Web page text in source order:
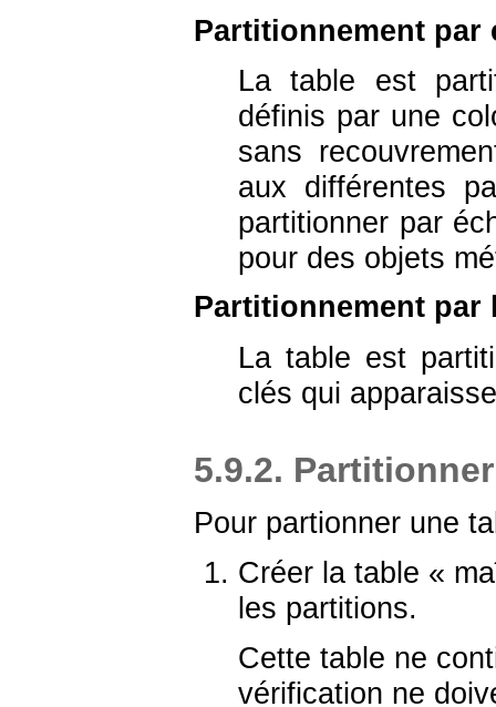
Partitionnement par
La table est
définis par une
sans
aux différentes
partitionner par
pour des objets
Partitionnement par
La table est
clés qui
5.9.2. Partitionner
Pour partionner une
Créer la table «
les partitions.
Cette table ne
vérification ne